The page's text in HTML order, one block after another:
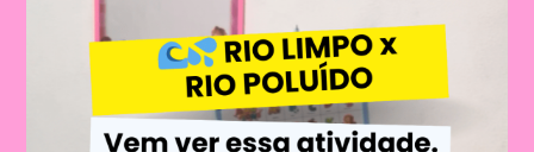
ÁGUA
(SEPARADOS
EM
PLANOS
DE
AULA)